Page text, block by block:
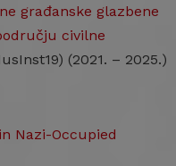
građanske glazbene
civilne
(2021. – 2025.)
Nazi-Occupied